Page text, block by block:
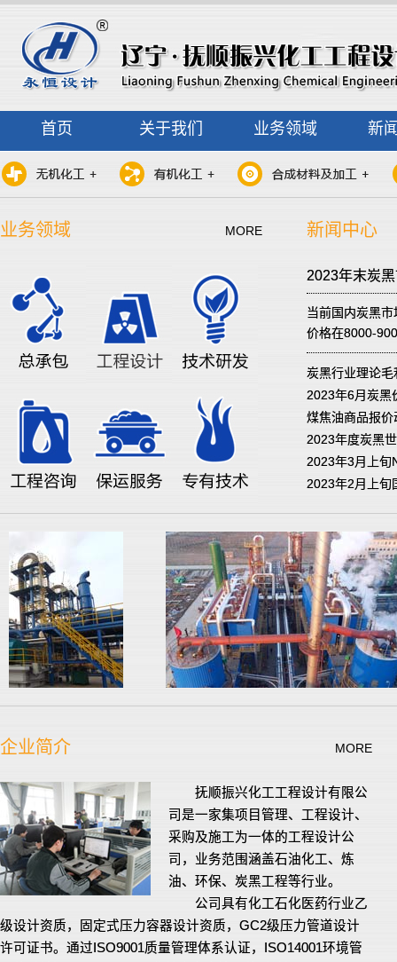
首页 关于我们 业务领域 新
业务领域 MORE 新闻中心
2023年末炭
当前国内炭黑
价格在8000-
炭黑行业理论毛
2023年6月炭黑
煤焦油商品报
2023年度炭黑
2023年3月上旬
2023年2月上旬
企业简介 MORE
抚顺振兴化工工程设计有限公
司是一家集项目管理、工程设计、
采购及施工为一体的工程设计公
司，业务范围涵盖石油化工、炼
油、环保、炭黑工程等行业。
公司具有化工石化医药行业乙
级设计资质，固定式压力容器设计资质，GC2级压力管道设计
许可证书。通过ISO9001质量管理体系认证，ISO14001环境管